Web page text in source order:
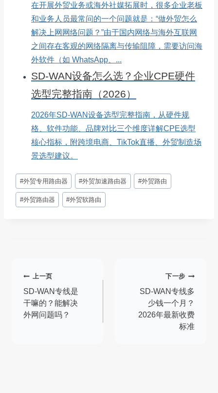
在开展外贸业务或海外社媒拓展时，很多企业老板
和业务人员最常问的一个问题就是：“做外贸怎么
解决上网网络问题？”由于国内网络与海外互联网
之间存在客观的网络隔离与传输阻障，需要访问海
外软件（如 WhatsApp、...
SD-WAN设备怎么选？企业CPE硬件
选型完整指南（2026）
2026年SD-WAN设备选型完整指南，从硬件规
格、软件功能、品牌对比三个维度详解CPE选型
核心指标，附跨境电商、TikTok直播、外贸制造场
景选型建议。
文
章
标
#外贸专用路由器 #外贸加速路由器 #外贸路由
#外贸路由器 #外贸软路由
章
导
上一页
SD-WAN专线是
干嘛的？能解决
外网问题吗？
下一步
SD-WAN专线多
少钱一个月？
2026年最新收费
标准